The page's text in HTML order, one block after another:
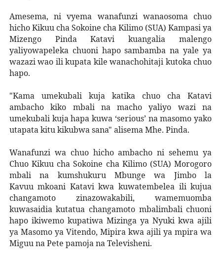
Amesema, ni vyema wanafunzi wanaosoma chuo
hicho Kikuu cha Sokoine cha Kilimo (SUA) Kampasi ya
Mizengo Pinda Katavi kuangalia malengo
yaliyowapeleka chuoni hapo sambamba na yale ya
wazazi wao ili kupata kile wanachohitaji kutoka chuo
hapo.
"Kama umekubali kuja katika chuo cha Katavi
ambacho kiko mbali na macho yaliyo wazi na
umekubali kuja hapa kuwa ‘serious’ na masomo yako
utapata kitu kikubwa sana" alisema Mhe. Pinda.
Wanafunzi wa chuo hicho ambacho ni sehemu ya
Chuo Kikuu cha Sokoine cha Kilimo (SUA) Morogoro
mbali na kumshukuru Mbunge wa Jimbo la
Kavuu mkoani Katavi kwa kuwatembelea ili kujua
changamoto zinazowakabili, wamemuomba
kuwasaidia kutatua changamoto mbalimbali chuoni
hapo ikiwemo kupatiwa Mizinga ya Nyuki kwa ajili
ya Masomo ya Vitendo, Mipira kwa ajili ya mpira wa
Miguu na Pete pamoja na Televisheni.